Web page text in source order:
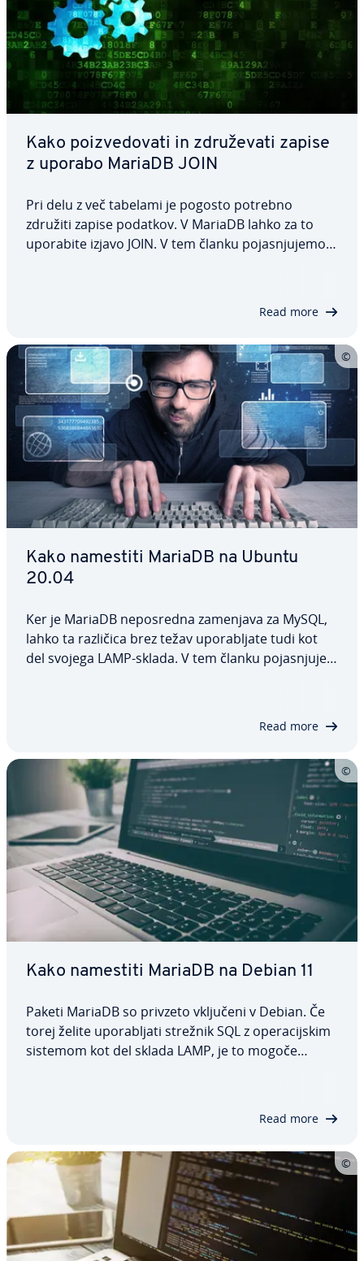
Kako po­i­zve­do­va­ti in zdru­že­va­ti zapise
z uporabo MariaDB JOIN
Pri delu z več tabelami je pogosto potrebno
združiti zapise podatkov. V MariaDB lahko za to
uporabite izjavo JOIN. V tem članku po­ja­snju­je­mo,
Read more
Kako namestiti MariaDB na Ubuntu
20.04
Ker je MariaDB ne­po­sre­dna zamenjava za MySQL,
lahko ta različica brez težav upo­ra­blja­te tudi kot
del svojega LAMP-sklada. V tem članku po­ja­snju­je­
Read more
Kako namestiti MariaDB na Debian 11
Paketi MariaDB so privzeto vključeni v Debian. Če
torej želite upo­ra­blja­ti strežnik SQL z ope­ra­cij­skim
sistemom kot del sklada LAMP, je to mogoče
Read more